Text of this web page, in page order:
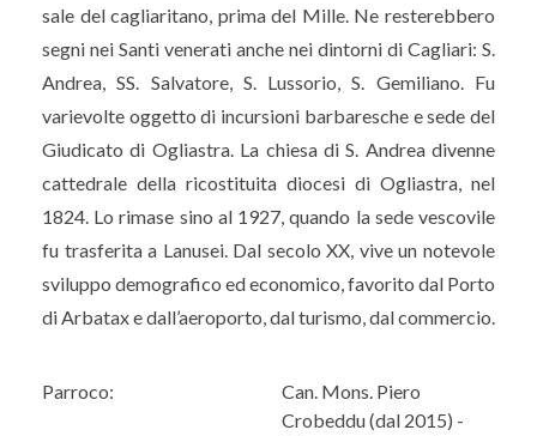
sale del cagliaritano, prima del Mille. Ne resterebbero
segni nei Santi venerati anche nei dintorni di Cagliari: S.
Andrea, SS. Salvatore, S. Lussorio, S. Gemiliano. Fu
varievolte oggetto di incursioni barbaresche e sede del
Giudicato di Ogliastra. La chiesa di S. Andrea divenne
cattedrale della ricostituita diocesi di Ogliastra, nel
1824. Lo rimase sino al 1927, quando la sede vescovile
fu trasferita a Lanusei. Dal secolo XX, vive un notevole
sviluppo demografico ed economico, favorito dal Porto
di Arbatax e dall’aeroporto, dal turismo, dal commercio.
Parroco:
Can. Mons. Piero
Crobeddu (dal 2015) -